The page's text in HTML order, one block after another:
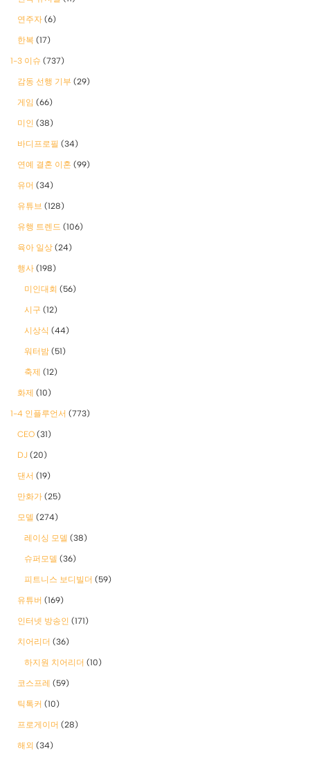
연주자 (6)
한복 (17)
1-3 이슈 (737)
감동 선행 기부 (29)
게임 (66)
미인 (38)
바디프로필 (34)
연예 결혼 이혼 (99)
유머 (34)
유튜브 (128)
유행 트렌드 (106)
육아 일상 (24)
행사 (198)
미인대회 (56)
시구 (12)
시상식 (44)
워터밤 (51)
축제 (12)
화제 (10)
1-4 인플루언서 (773)
CEO (31)
DJ (20)
댄서 (19)
만화가 (25)
모델 (274)
레이싱 모델 (38)
슈퍼모델 (36)
피트니스 보디빌더 (59)
유튜버 (169)
인터넷 방송인 (171)
치어리더 (36)
하지원 치어리더 (10)
코스프레 (59)
틱톡커 (10)
프로게이머 (28)
해외 (34)